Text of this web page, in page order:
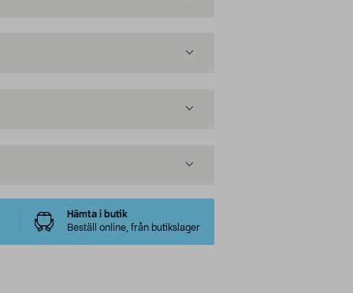
Hämta i butik
Beställ online, från butikslager